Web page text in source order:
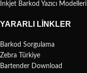
İnkjet Barkod Yazıcı Modelleri
YARARLI LINKLER
Barkod Sorgulama
Zebra Türkiye
Bartender Download